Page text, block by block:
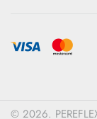
© 2026.